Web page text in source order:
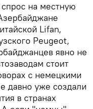
на местную
Lifan,
Peugeot,
явно не
стоит
с немецкими
давно уже создали
в странах